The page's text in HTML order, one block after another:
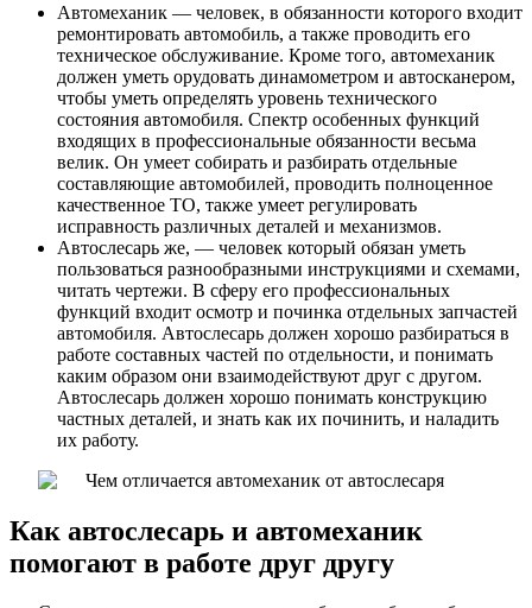
Автомеханик — человек, в обязанности которого входит
ремонтировать автомобиль, а также проводить его
техническое обслуживание. Кроме того, автомеханик
должен уметь орудовать динамометром и автосканером,
чтобы уметь определять уровень технического
состояния автомобиля. Спектр особенных функций
входящих в профессиональные обязанности весьма
велик. Он умеет собирать и разбирать отдельные
составляющие автомобилей, проводить полноценное
качественное ТО, также умеет регулировать
исправность различных деталей и механизмов.
Автослесарь же, — человек который обязан уметь
пользоваться разнообразными инструкциями и схемами,
читать чертежи. В сферу его профессиональных
функций входит осмотр и починка отдельных запчастей
автомобиля. Автослесарь должен хорошо разбираться в
работе составных частей по отдельности, и понимать
каким образом они взаимодействуют друг с другом.
Автослесарь должен хорошо понимать конструкцию
частных деталей, и знать как их починить, и наладить
их работу.
Как автослесарь и автомеханик
помогают в работе друг другу